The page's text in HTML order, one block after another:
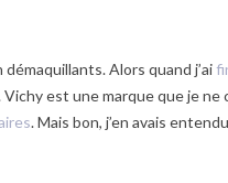
démaquillants. Alors quand j’ai
Vichy est une marque que je ne
. Mais bon, j’en avais